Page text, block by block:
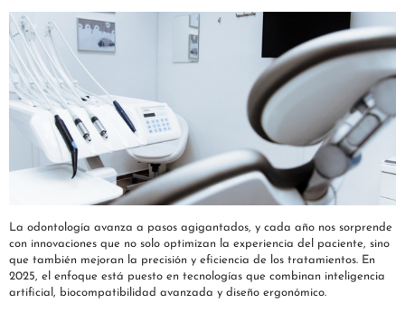
La odontología avanza a pasos agigantados, y cada año nos sorprende
con innovaciones que no solo optimizan la experiencia del paciente, sino
que también mejoran la precisión y eficiencia de los tratamientos. En
2025, el enfoque está puesto en tecnologías que combinan inteligencia
artificial, biocompatibilidad avanzada y diseño ergonómico.